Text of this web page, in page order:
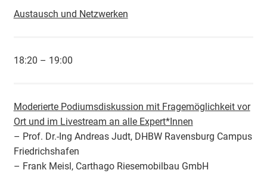
Austausch und Netzwerken
18:20 – 19:00
Moderierte Podiumsdiskussion mit Fragemöglichkeit vor
Ort und im Livestream an alle Expert*Innen
– Prof. Dr.-Ing Andreas Judt, DHBW Ravensburg Campus
Friedrichshafen
– Frank Meisl, Carthago Riesemobilbau GmbH